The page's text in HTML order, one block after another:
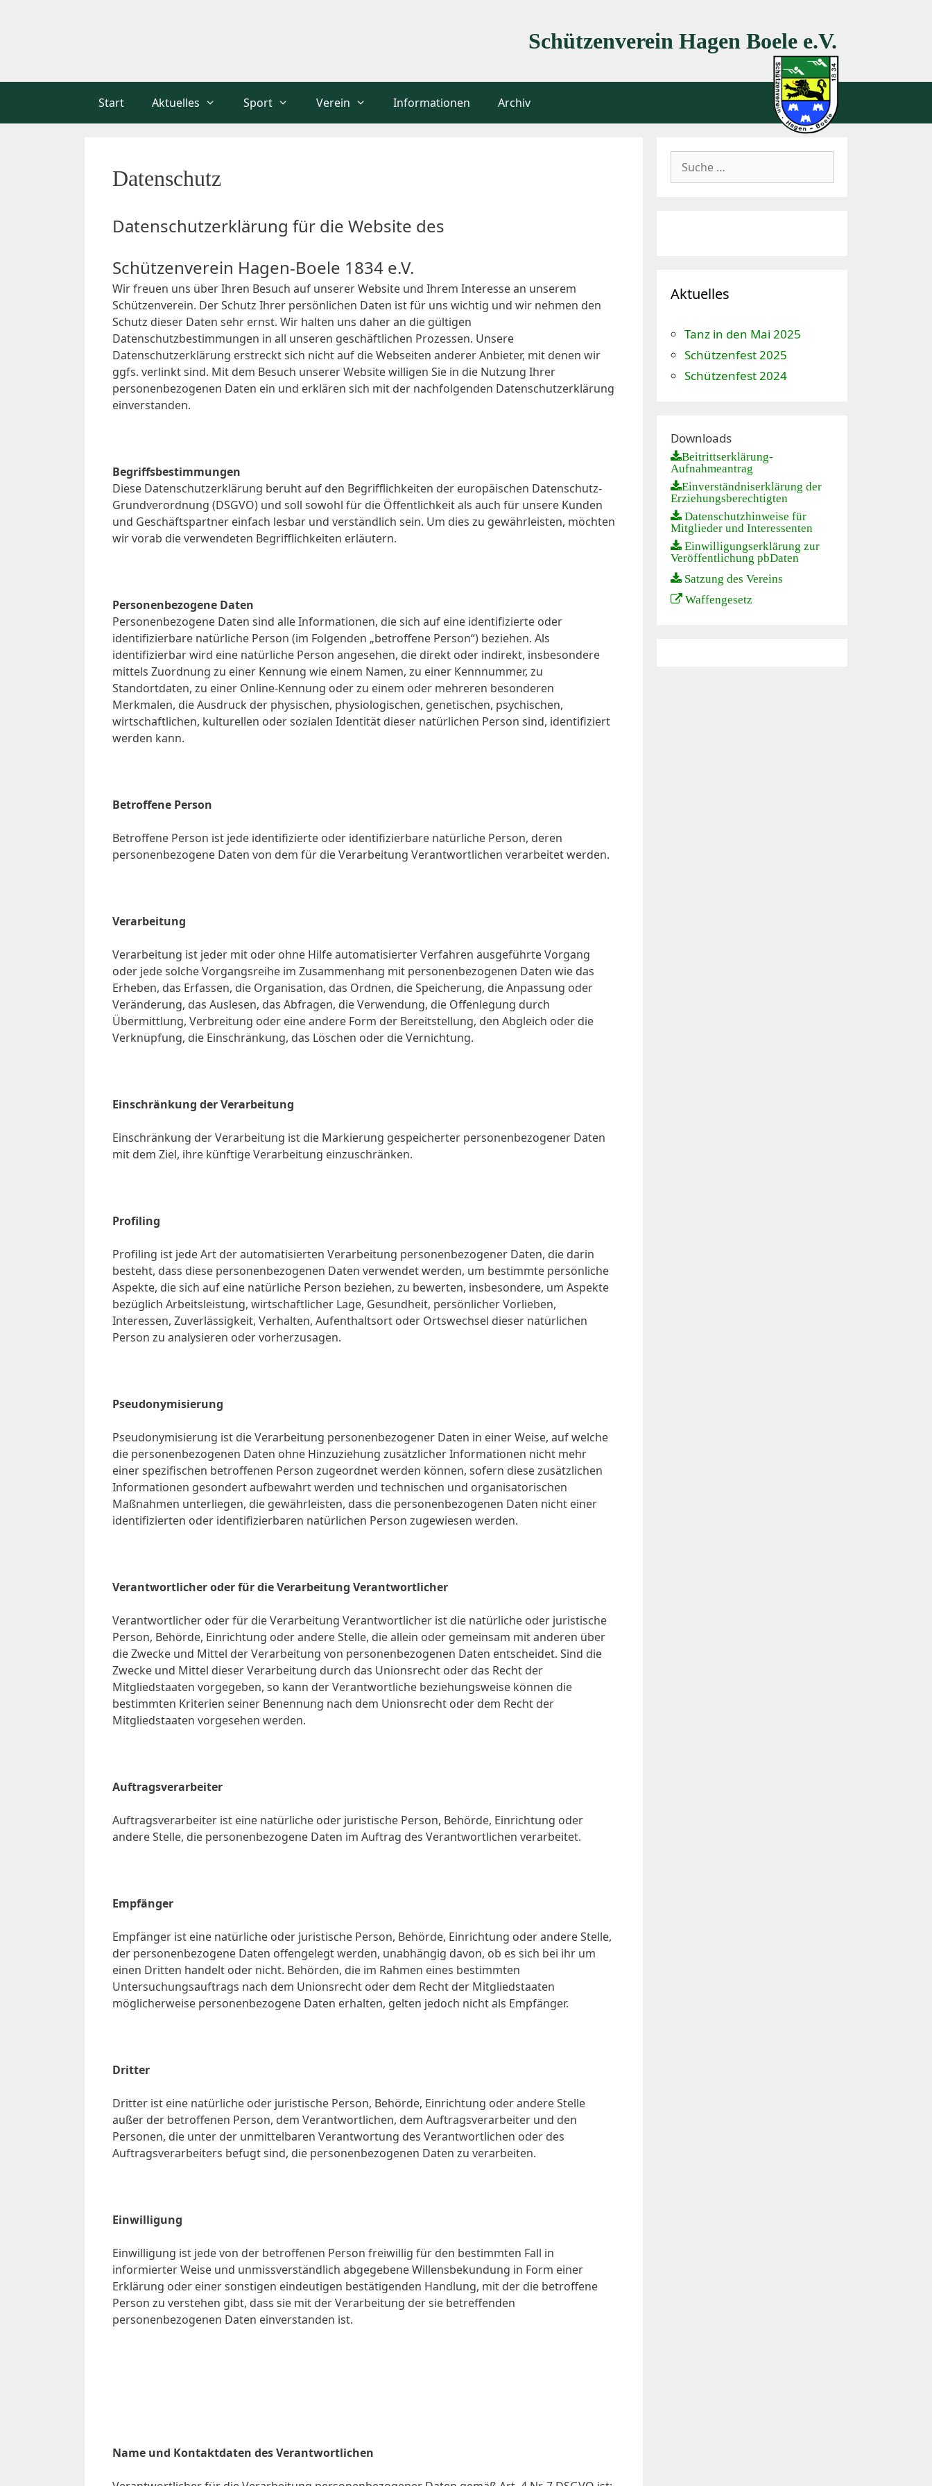
Schützenverein Hagen Boele e.V.
Start Aktuelles Sport Verein Informationen Archiv
Datenschutz
Datenschutzerklärung für die Website des
Schützenverein Hagen-Boele 1834 e.V.
Wir freuen uns über Ihren Besuch auf unserer Website und Ihrem Interesse an unserem
Schützenverein. Der Schutz Ihrer persönlichen Daten ist für uns wichtig und wir nehmen den
Schutz dieser Daten sehr ernst. Wir halten uns daher an die gültigen
Datenschutzbestimmungen in all unseren geschäftlichen Prozessen. Unsere
Datenschutzerklärung erstreckt sich nicht auf die Webseiten anderer Anbieter, mit denen wir
ggfs. verlinkt sind. Mit dem Besuch unserer Website willigen Sie in die Nutzung Ihrer
personenbezogenen Daten ein und erklären sich mit der nachfolgenden Datenschutzerklärung
einverstanden.
Begriffsbestimmungen
Diese Datenschutzerklärung beruht auf den Begrifflichkeiten der europäischen Datenschutz-
Grundverordnung (DSGVO) und soll sowohl für die Öffentlichkeit als auch für unsere Kunden
und Geschäftspartner einfach lesbar und verständlich sein. Um dies zu gewährleisten, möchten
wir vorab die verwendeten Begrifflichkeiten erläutern.
Personenbezogene Daten
Personenbezogene Daten sind alle Informationen, die sich auf eine identifizierte oder
identifizierbare natürliche Person (im Folgenden „betroffene Person“) beziehen. Als
identifizierbar wird eine natürliche Person angesehen, die direkt oder indirekt, insbesondere
mittels Zuordnung zu einer Kennung wie einem Namen, zu einer Kennnummer, zu
Standortdaten, zu einer Online-Kennung oder zu einem oder mehreren besonderen
Merkmalen, die Ausdruck der physischen, physiologischen, genetischen, psychischen,
wirtschaftlichen, kulturellen oder sozialen Identität dieser natürlichen Person sind, identifiziert
werden kann.
Betroffene Person
Betroffene Person ist jede identifizierte oder identifizierbare natürliche Person, deren
personenbezogene Daten von dem für die Verarbeitung Verantwortlichen verarbeitet werden.
Verarbeitung
Verarbeitung ist jeder mit oder ohne Hilfe automatisierter Verfahren ausgeführte Vorgang
oder jede solche Vorgangsreihe im Zusammenhang mit personenbezogenen Daten wie das
Erheben, das Erfassen, die Organisation, das Ordnen, die Speicherung, die Anpassung oder
Veränderung, das Auslesen, das Abfragen, die Verwendung, die Offenlegung durch
Übermittlung, Verbreitung oder eine andere Form der Bereitstellung, den Abgleich oder die
Verknüpfung, die Einschränkung, das Löschen oder die Vernichtung.
Einschränkung der Verarbeitung
Einschränkung der Verarbeitung ist die Markierung gespeicherter personenbezogener Daten
mit dem Ziel, ihre künftige Verarbeitung einzuschränken.
Profiling
Profiling ist jede Art der automatisierten Verarbeitung personenbezogener Daten, die darin
besteht, dass diese personenbezogenen Daten verwendet werden, um bestimmte persönliche
Aspekte, die sich auf eine natürliche Person beziehen, zu bewerten, insbesondere, um Aspekte
bezüglich Arbeitsleistung, wirtschaftlicher Lage, Gesundheit, persönlicher Vorlieben,
Interessen, Zuverlässigkeit, Verhalten, Aufenthaltsort oder Ortswechsel dieser natürlichen
Person zu analysieren oder vorherzusagen.
Pseudonymisierung
Pseudonymisierung ist die Verarbeitung personenbezogener Daten in einer Weise, auf welche
die personenbezogenen Daten ohne Hinzuziehung zusätzlicher Informationen nicht mehr
einer spezifischen betroffenen Person zugeordnet werden können, sofern diese zusätzlichen
Informationen gesondert aufbewahrt werden und technischen und organisatorischen
Maßnahmen unterliegen, die gewährleisten, dass die personenbezogenen Daten nicht einer
identifizierten oder identifizierbaren natürlichen Person zugewiesen werden.
Verantwortlicher oder für die Verarbeitung Verantwortlicher
Verantwortlicher oder für die Verarbeitung Verantwortlicher ist die natürliche oder juristische
Person, Behörde, Einrichtung oder andere Stelle, die allein oder gemeinsam mit anderen über
die Zwecke und Mittel der Verarbeitung von personenbezogenen Daten entscheidet. Sind die
Zwecke und Mittel dieser Verarbeitung durch das Unionsrecht oder das Recht der
Mitgliedstaaten vorgegeben, so kann der Verantwortliche beziehungsweise können die
bestimmten Kriterien seiner Benennung nach dem Unionsrecht oder dem Recht der
Mitgliedstaaten vorgesehen werden.
Auftragsverarbeiter
Auftragsverarbeiter ist eine natürliche oder juristische Person, Behörde, Einrichtung oder
andere Stelle, die personenbezogene Daten im Auftrag des Verantwortlichen verarbeitet.
Empfänger
Empfänger ist eine natürliche oder juristische Person, Behörde, Einrichtung oder andere Stelle,
der personenbezogene Daten offengelegt werden, unabhängig davon, ob es sich bei ihr um
einen Dritten handelt oder nicht. Behörden, die im Rahmen eines bestimmten
Untersuchungsauftrags nach dem Unionsrecht oder dem Recht der Mitgliedstaaten
möglicherweise personenbezogene Daten erhalten, gelten jedoch nicht als Empfänger.
Dritter
Dritter ist eine natürliche oder juristische Person, Behörde, Einrichtung oder andere Stelle
außer der betroffenen Person, dem Verantwortlichen, dem Auftragsverarbeiter und den
Personen, die unter der unmittelbaren Verantwortung des Verantwortlichen oder des
Auftragsverarbeiters befugt sind, die personenbezogenen Daten zu verarbeiten.
Einwilligung
Einwilligung ist jede von der betroffenen Person freiwillig für den bestimmten Fall in
informierter Weise und unmissverständlich abgegebene Willensbekundung in Form einer
Erklärung oder einer sonstigen eindeutigen bestätigenden Handlung, mit der die betroffene
Person zu verstehen gibt, dass sie mit der Verarbeitung der sie betreffenden
personenbezogenen Daten einverstanden ist.
Name und Kontaktdaten des Verantwortlichen
Suche
nach:
Aktuelles
Tanz in den Mai 2025
Schützenfest 2025
Schützenfest 2024
Downloads
Beitrittserklärung-
Aufnahmeantrag
Einverständniserklärung der
Erziehungsberechtigten
Datenschutzhinweise für
Mitglieder und Interessenten
Einwilligungserklärung zur
Veröffentlichung pbDaten
Satzung des Vereins
Waffengesetz